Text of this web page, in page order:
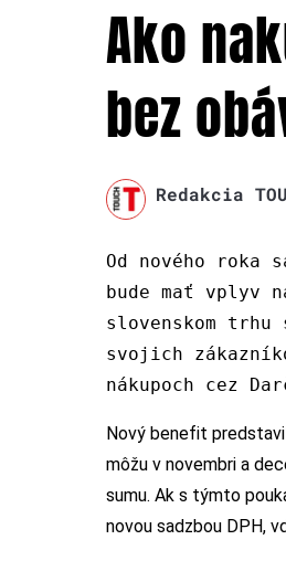
Ako
bez
Redakcia
Od nového roka
bude mať vplyv
slovenskom
svojich
nákupoch cez
Nový benefit
môžu v novembri a
sumu. Ak s týmto
novou sadzbou DPH,